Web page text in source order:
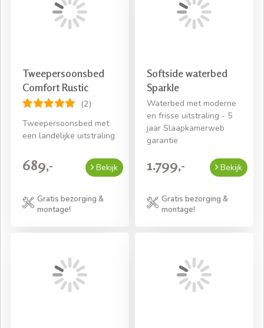
Tweepersoonsbed
Comfort Rustic
(2)
Tweepersoonsbed met
een landelijke uitstraling
689,- Bekijk
Gratis bezorging &
montage!
Softside waterbed
Sparkle
Waterbed met moderne
en frisse uitstraling - 5
jaar Slaapkamerweb
garantie
1.799,- Bekijk
Gratis bezorging &
montage!